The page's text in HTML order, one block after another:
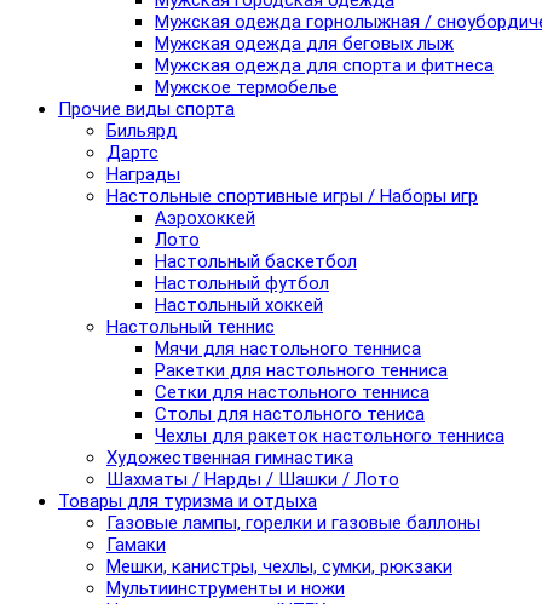
Мужская одежда горнолыжная /
Мужская одежда для беговых лыж
Мужская одежда для спорта и фитнеса
Мужское термобелье
Прочие виды спорта
Бильярд
Дартс
Награды
Настольные спортивные игры / Наборы игр
Аэрохоккей
Лото
Настольный баскетбол
Настольный футбол
Настольный хоккей
Настольный теннис
Мячи для настольного тенниса
Ракетки для настольного тенниса
Сетки для настольного тенниса
Столы для настольного тениса
Чехлы для ракеток настольного тенниса
Художественная гимнастика
Шахматы / Нарды / Шашки / Лото
Товары для туризма и отдыха
Газовые лампы, горелки и газовые баллоны
Гамаки
Мешки, канистры, чехлы, сумки, рюкзаки
Мультиинструменты и ножи